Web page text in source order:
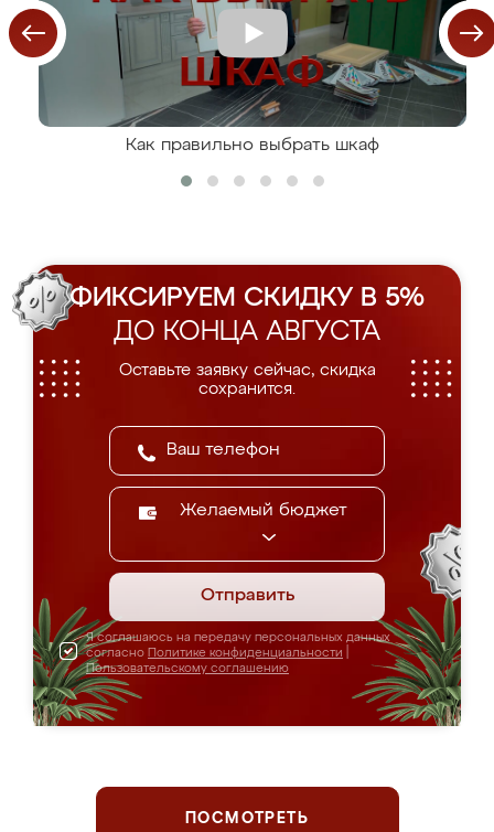
Как правильно выбрать шкаф
ФИКСИРУЕМ СКИДКУ В 5%
ДО КОНЦА АВГУСТА
Оставьте заявку сейчас, скидка
сохранится.
Желаемый бюджет
Отправить
Я соглашаюсь на передачу персональных данных
согласно Политике конфиденциальности
Пользовательскому соглашению
ПОСМОТРЕТЬ